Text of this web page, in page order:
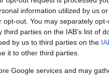
information utilized by us
out. You may separately
parties on the IAB’s list of
by us to third parties on the
it to other third parties.
Google services and may
élet nagy igazságairól. A
empatikus szeretet és a